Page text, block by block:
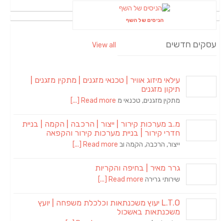
הניסים של השף
עסקים חדשים View all
עילאי מיזוג אוויר | טכנאי מזגנים | מתקין מזגנים |
תיקון מזגנים
מתקין מזגנים, טכנאי מ Read more [...]
מ.ב מערכות קירור | ייצור | הרכבה | הקמה | בניית
חדרי קירור | בניית מערכות קירור והקפאה
ייצור, הרכבה, הקמה וב Read more [...]
גרר מאיר | בחיפה והקריות
שירותי גרירה Read more [...]
L.T.O יעוץ משכנתאות וכלכלת משפחה | יועץ
משכנתאות באשכול